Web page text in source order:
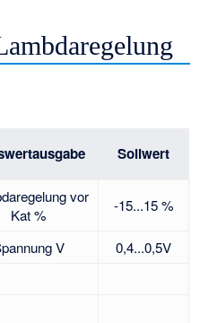
Sollwert
vor
Kat %
-15...15 %
V 0,4...0,5V